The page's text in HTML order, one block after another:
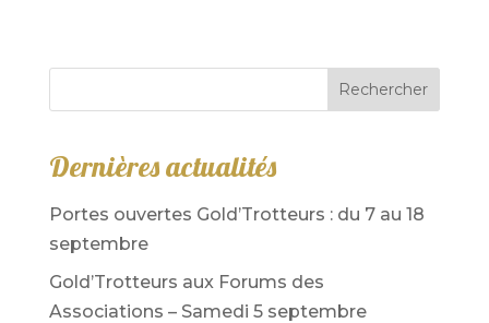
Rechercher
Dernières actualités
Portes ouvertes Gold’Trotteurs : du 7 au 18
septembre
Gold’Trotteurs aux Forums des
Associations – Samedi 5 septembre